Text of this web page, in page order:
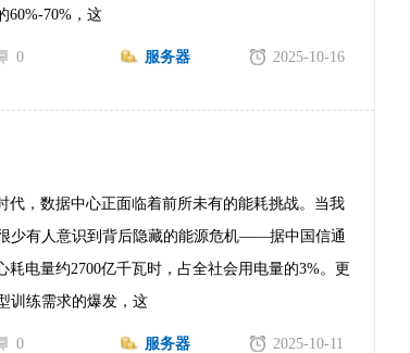
60%-70%，这
2025-10-16
服务器
0
代，数据中心正面临着前所未有的能耗挑战。当我
少有人意识到背后隐藏的能源危机——据中国信通
耗电量约2700亿千瓦时，占全社会用电量的3%。更
训练需求的爆发，这
2025-10-11
服务器
0